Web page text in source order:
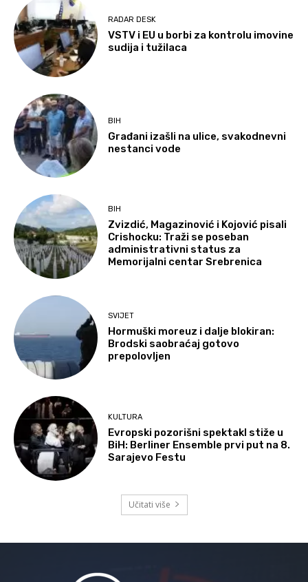
RADAR DESK
VSTV i EU u borbi za kontrolu imovine
sudija i tužilaca
BIH
Građani izašli na ulice, svakodnevni
nestanci vode
BIH
Zvizdić, Magazinović i Kojović pisali
Crishocku: Traži se poseban
administrativni status za
Memorijalni centar Srebrenica
SVIJET
Hormuški moreuz i dalje blokiran:
Brodski saobraćaj gotovo
prepolovljen
KULTURA
Evropski pozorišni spektakl stiže u
BiH: Berliner Ensemble prvi put na 8.
Sarajevo Festu
Učitati više